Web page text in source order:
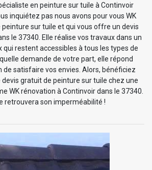
en peinture sur tuile à Continvoir
inquiétez pas nous avons pour vous WK
sur tuile et qui vous offre un devis
le 37340. Elle réalise vos travaux dans un
qui restent accessibles à tous les types de
demande de votre part, elle répond
satisfaire vos envies. Alors, bénéficiez
gratuit de peinture sur tuile chez une
WK rénovation à Continvoir dans le 37340.
retrouvera son imperméabilité !